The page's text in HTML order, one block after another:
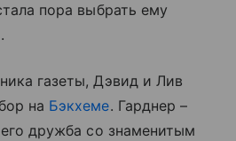
пора выбрать ему
газеты, Дэвид и Лив
на Бэкхеме. Гарднер –
дружба со знаменитым